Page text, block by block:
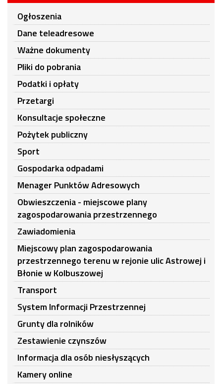
Ogłoszenia
Dane teleadresowe
Ważne dokumenty
Pliki do pobrania
Podatki i opłaty
Przetargi
Konsultacje społeczne
Pożytek publiczny
Sport
Gospodarka odpadami
Menager Punktów Adresowych
Obwieszczenia - miejscowe plany
zagospodarowania przestrzennego
Zawiadomienia
Miejscowy plan zagospodarowania
przestrzennego terenu w rejonie ulic Astrowej i
Błonie w Kolbuszowej
Transport
System Informacji Przestrzennej
Grunty dla rolników
Zestawienie czynszów
Informacja dla osób niesłyszących
Kamery online